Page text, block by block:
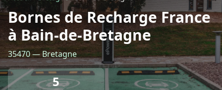
Bornes de Recharge France
à Bain-de-Bretagne
35470 — Bretagne
5